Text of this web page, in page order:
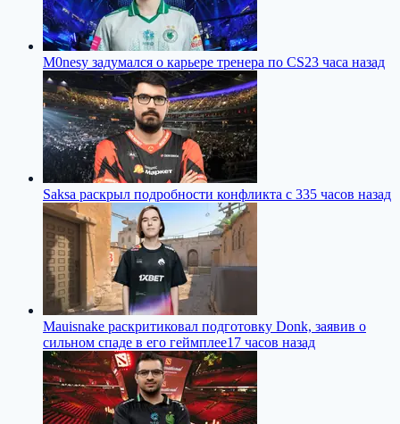
M0nesy задумался о карьере тренера по CS23 часа назад
Saksa раскрыл подробности конфликта с 335 часов назад
Mauisnake раскритиковал подготовку Donk, заявив о
сильном спаде в его геймплее17 часов назад